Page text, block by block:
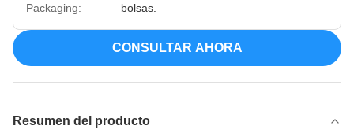
Packaging:
bolsas.
CONSULTAR AHORA
Resumen del producto